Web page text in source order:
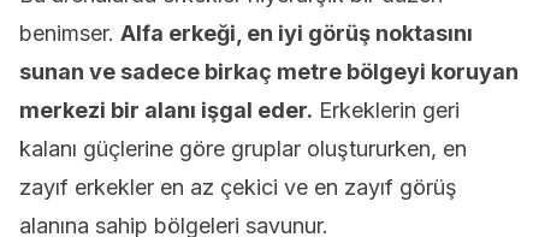
benimser. Alfa erkeği, en iyi görüş noktasını
sunan ve sadece birkaç metre bölgeyi koruyan
merkezi bir alanı işgal eder. Erkeklerin geri
kalanı güçlerine göre gruplar oluştururken, en
zayıf erkekler en az çekici ve en zayıf görüş
alanına sahip bölgeleri savunur.